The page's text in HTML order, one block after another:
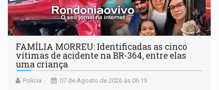
FAMÍLIA MORREU: Identificadas as cinco
vítimas de acidente na BR-364, entre elas
uma criança
Polícia 07 de Agosto de 2026 às 06:13